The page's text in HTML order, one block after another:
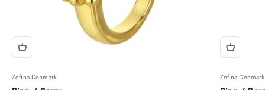
Zefina Denmark Zefina Denmark